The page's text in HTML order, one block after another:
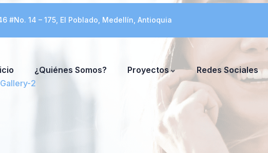
#No. 14 – 175, El Poblado, Medellín, Antioquia
¿Quiénes Somos? Proyectos Redes Sociales
Gallery-2